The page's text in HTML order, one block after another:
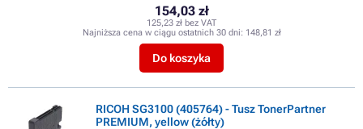
154,03 zł
125,23 zł bez VAT
Najniższa cena w ciągu ostatnich 30 dni: 148,81 zł
Do koszyka
RICOH SG3100 (405764) - Tusz TonerPartner
PREMIUM, yellow (żółty)